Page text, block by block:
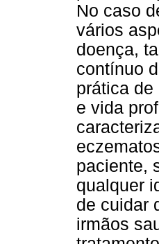
No caso
vários
doença,
contínuo
prática de
e vida
paciente,
qualquer
de cuidar
irmãos